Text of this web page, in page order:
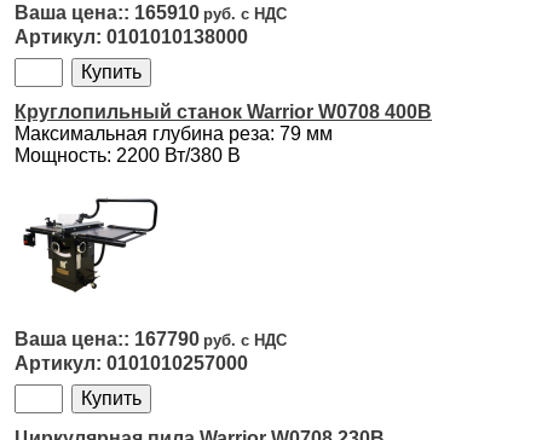
165910
0101010138000
Круглопильный станок Warrior W0708 400B
Максимальная глубина реза: 79 мм
Мощность: 2200 Вт/380 В
167790
0101010257000